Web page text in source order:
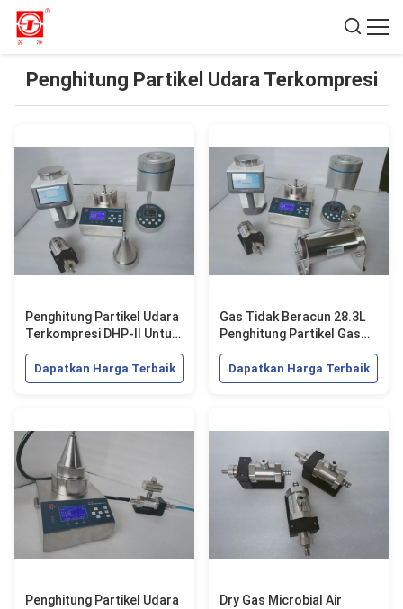
Penghitung Partikel Udara Terkompresi
Penghitung Partikel Udara
Terkompresi DHP-II Untuk
Pemantauan Cleanroom
Dapatkan Harga Terbaik
Gas Tidak Beracun 28.3L
Penghitung Partikel Gas
Terkompresi 1MPa DHP-II
Dapatkan Harga Terbaik
Penghitung Partikel Udara
Dry Gas Microbial Air